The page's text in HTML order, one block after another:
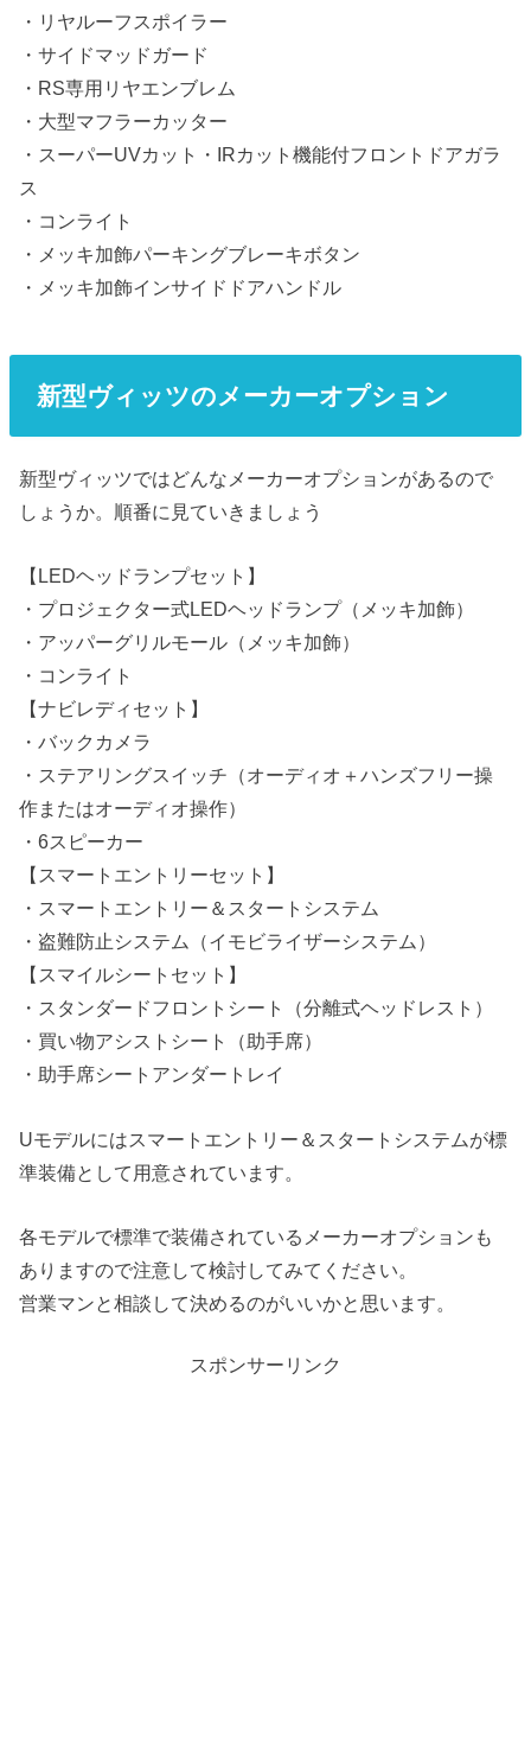
・リヤルーフスポイラー
・サイドマッドガード
・RS専用リヤエンブレム
・大型マフラーカッター
・スーパーUVカット・IRカット機能付フロントドアガラ
ス
・コンライト
・メッキ加飾パーキングブレーキボタン
・メッキ加飾インサイドドアハンドル
新型ヴィッツのメーカーオプション
新型ヴィッツではどんなメーカーオプションがあるので
しょうか。順番に見ていきましょう
【LEDヘッドランプセット】
・プロジェクター式LEDヘッドランプ（メッキ加飾）
・アッパーグリルモール（メッキ加飾）
・コンライト
【ナビレディセット】
・バックカメラ
・ステアリングスイッチ（オーディオ＋ハンズフリー操
作またはオーディオ操作）
・6スピーカー
【スマートエントリーセット】
・スマートエントリー＆スタートシステム
・盗難防止システム（イモビライザーシステム）
【スマイルシートセット】
・スタンダードフロントシート（分離式ヘッドレスト）
・買い物アシストシート（助手席）
・助手席シートアンダートレイ
Uモデルにはスマートエントリー＆スタートシステムが標
準装備として用意されています。
各モデルで標準で装備されているメーカーオプションも
ありますので注意して検討してみてください。
営業マンと相談して決めるのがいいかと思います。
スポンサーリンク